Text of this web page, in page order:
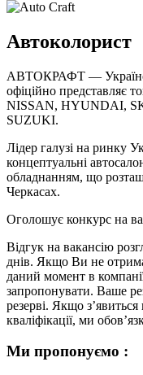
Автоколорист
АВТОКРАФТ —
офіційно представляє
NISSAN, HYUNDAI,
SUZUKI.
Лідер галузі на ринку
концептуальні
обладнанням, що
Черкасах.
Оголошує конкурс на
Відгук на вакансію
днів. Якщо Ви не
даний момент в
запропонувати. Ваше
резерві. Якщо
кваліфікації, ми
Ми пропонуємо :